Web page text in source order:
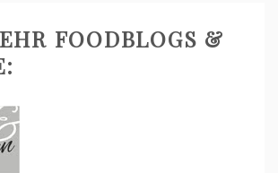
FOODBLOGS &